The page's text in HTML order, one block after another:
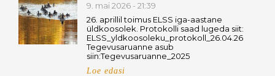
9. mai 2026 - 21:39
26. aprillil toimus ELSS iga-aastane
üldkoosolek. Protokolli saad lugeda siit:
ELSS_yldkoosoleku_protokoll_26.04.26
Tegevusaruanne asub
siin:Tegevusaruanne_2025
Loe edasi